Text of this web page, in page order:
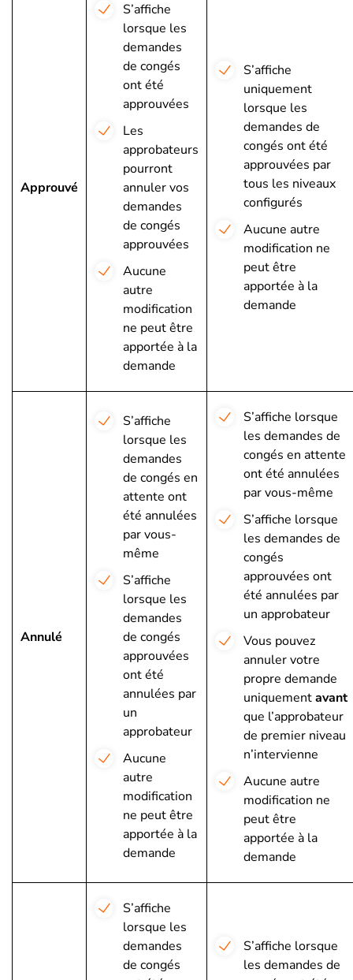
Approuvé
S’affiche
lorsque les
demandes
de congés
ont été
approuvées
Les
approbateurs
pourront
annuler vos
demandes
de congés
approuvées
Aucune
autre
modification
ne peut être
apportée à la
demande
S’affiche
uniquement
lorsque les
demandes de
congés ont été
approuvées par
tous les niveaux
configurés
Aucune autre
modification ne
peut être
apportée à la
demande
Annulé
S’affiche
lorsque les
demandes
de congés en
attente ont
été annulées
par vous-
même
S’affiche
lorsque les
demandes
de congés
approuvées
ont été
annulées par
un
approbateur
Aucune
autre
modification
ne peut être
apportée à la
demande
S’affiche lorsque
les demandes de
congés en attente
ont été annulées
par vous-même
S’affiche lorsque
les demandes de
congés
approuvées ont
été annulées par
un approbateur
Vous pouvez
annuler votre
propre demande
uniquementavant
que l’approbateur
de premier niveau
n’intervienne
Aucune autre
modification ne
peut être
apportée à la
demande
S’affiche
lorsque les
demandes
de congés
S’affiche lorsque
les demandes de